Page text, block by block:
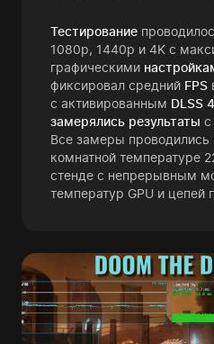
Тестирование
1080p, 1440p и 4K с
графическими
фиксировал средний FPS
с активированным DLSS 4
замерялись результаты с
Все замеры проводились
комнатной температуре
стенде с непрерывным
температур GPU и цепей